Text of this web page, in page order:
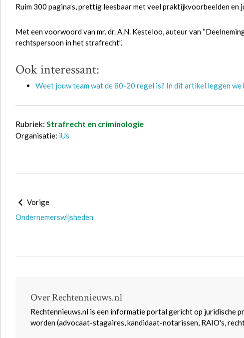
Ruim 300 pagina’s, prettig leesbaar met veel praktijkvoorbeelden en
Met een voorwoord van mr. dr. A.N. Kesteloo, auteur van
rechtspersoon in het strafrecht”.
Ook interessant:
Weet jouw team wat de 80-20 regel is? In dit artikel leggen we
Rubriek: Strafrecht en criminologie
Organisatie: iUs
Vorige
Ondernemerswijsheden
Over Rechtennieuws.nl
Rechtennieuws.nl is een informatie portal gericht op juridische
worden (advocaat-stagaires, kandidaat-notarissen, RAIO's,